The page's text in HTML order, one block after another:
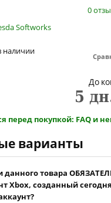
0
Softworks
наличии
До
5
перед покупкой: FAQ и
варианты
данного товара
Xbox, созданный